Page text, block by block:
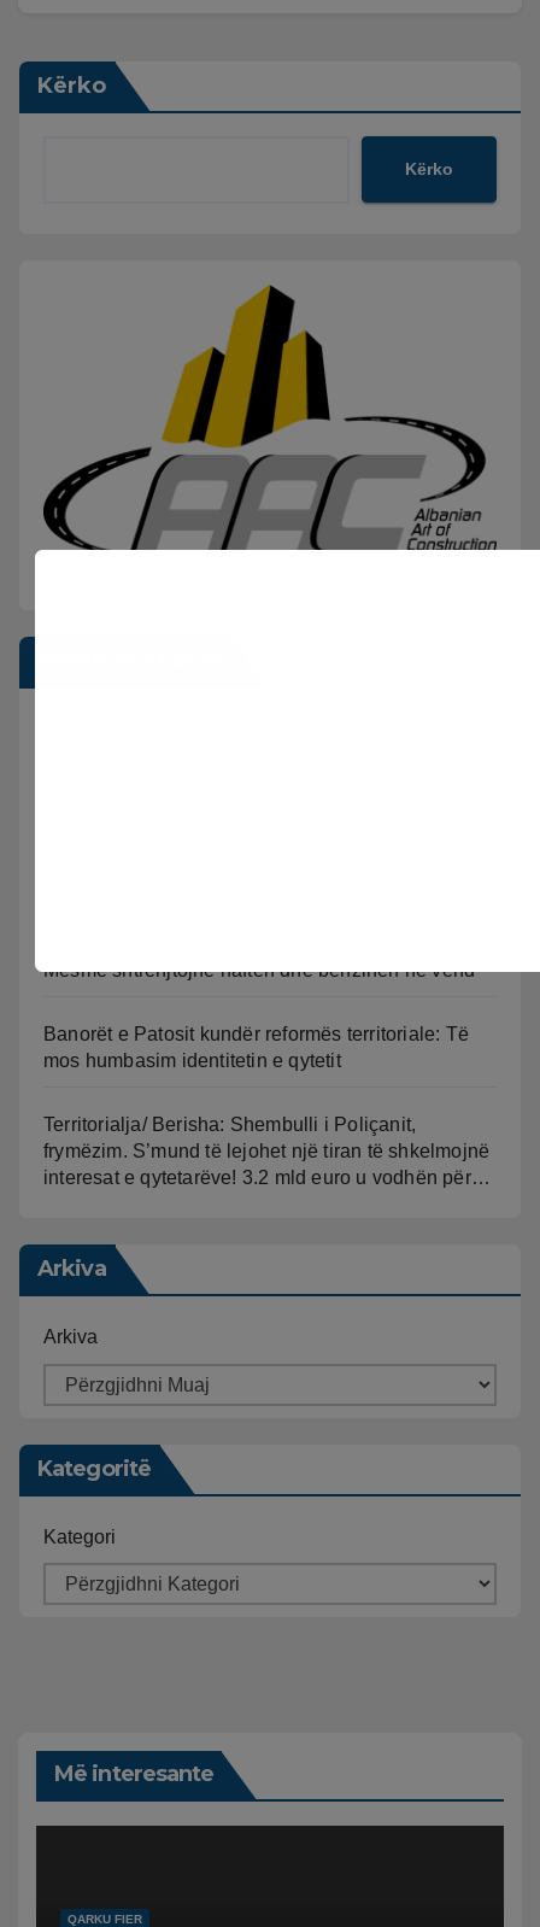
Kërko
Kërko
Mesme shtrenjtojnë naftën dhe benzinën në vend
Banorët e Patosit kundër reformës territoriale: Të
mos humbasim identitetin e qytetit
Territorialja/ Berisha: Shembulli i Poliçanit,
frymëzim. S’mund të lejohet një tiran të shkelmojnë
interesat e qytetarëve! 3.2 mld euro u vodhën për…
Arkiva
Arkiva
Kategoritë
Kategori
Më interesante
QARKU FIER